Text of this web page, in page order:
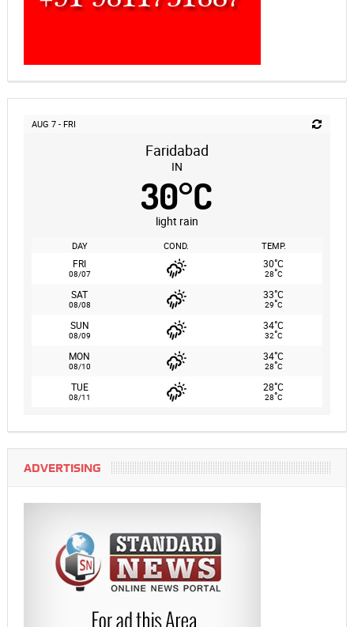
AUG 7 - FRI
Faridabad
IN
30°C
light rain
DAY COND. TEMP.
FRI
08/07
30°C
28°C
SAT
08/08
33°C
29°C
SUN
08/09
34°C
32°C
MON
08/10
34°C
28°C
TUE
08/11
28°C
28°C
ADVERTISING